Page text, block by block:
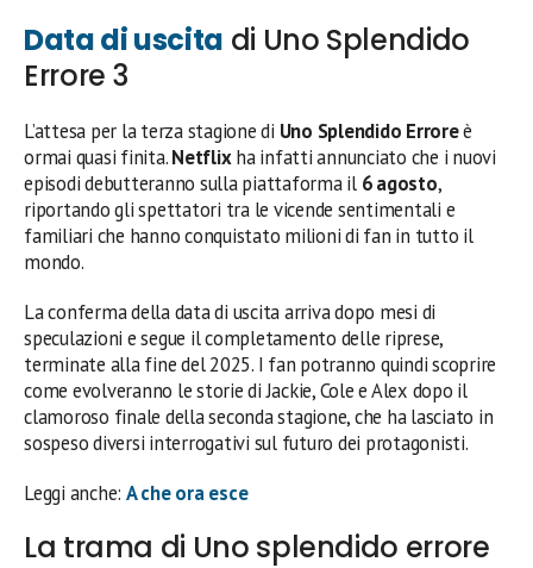
Data di uscita di Uno Splendido
Errore 3
L’attesa per la terza stagione di Uno Splendido Erroreè
ormai quasi finita.Netflixha infatti annunciato che i nuovi
episodi debutteranno sulla piattaforma il 6 agosto,
riportando gli spettatori tra le vicende sentimentali e
familiari che hanno conquistato milioni di fan in tutto il
mondo.
La conferma della data di uscita arriva dopo mesi di
speculazioni e segue il completamento delle riprese,
terminate alla fine del 2025. I fan potranno quindi scoprire
come evolveranno le storie di Jackie, Cole e Alex dopo il
clamoroso finale della seconda stagione, che ha lasciato in
sospeso diversi interrogativi sul futuro dei protagonisti.
Leggi anche: A che ora esce
La trama di Uno splendido errore